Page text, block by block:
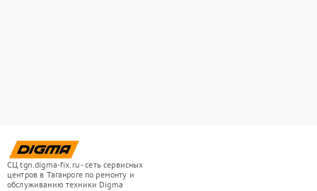
СЦ tgn.digma-fix.ru - сеть сервисных
центров в Таганроге по ремонту и
обслуживанию техники Digma